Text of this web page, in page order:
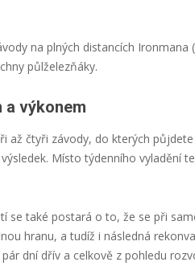
na plných distancích
půlželezňáky.
a výkonem
až čtyři závody, do kterých
Místo týdenního vyladění
se také postará o to, že se při
hranu, a tudíž i následná
dní dřív a celkově z pohledu